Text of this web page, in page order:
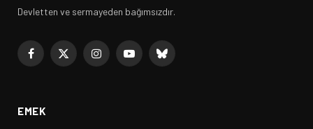
Devletten ve sermayeden bağımsızdır.
Facebook
X
InstagramYouTubeBluesky
EMEK